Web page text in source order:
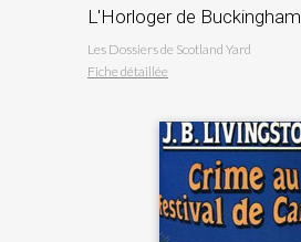
L'Horloger de Buckingham
Les Dossiers de Scotland Yard
Fiche détaillée